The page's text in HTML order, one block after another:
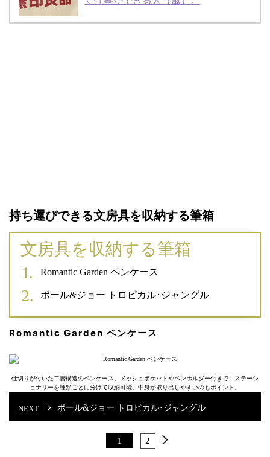
持ち運びできる文房具を収納する筆箱
文房具を収納する筆箱
Romantic Garden ペンケース
ポール&ジョー トロピカル･ジャングル
Romantic Garden ペンケース
仕切りが付いた二層構造のペンケース。メッシュポケットやペンホルダー付きで、ステーシ
ョナリーを種類ごとに分けて収納可能。中身が取り出しやすいのもポイント。
ポール&ジョー トロピカル･ジャングル
1 2